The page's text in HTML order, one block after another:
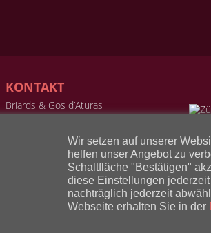
KONTAKT
Briards & Gos d’Aturas
Annette Buban-Waibel
67480 Edenkoben
Telefon: 06323 9819305
Mobil: 0151 43251126
annette-bw@t-online.de
Wir setzen auf unserer
helfen unser Angebot zu
Schaltfläche "Bestätigen"
diese Einstellungen
nachträglich jederzeit
Webseite erhalten Sie in der